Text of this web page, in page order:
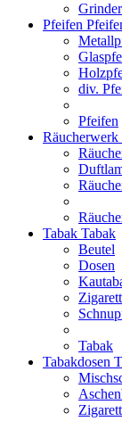
Grinder
Pfeifen
div.
Pfeifen
Räucherwerk
Tabak Tabak
Beutel
Dosen
Tabak
Tabakdosen